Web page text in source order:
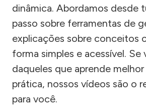
dinâmica. Abordamos desde
passo sobre ferramentas de
explicações sobre conceitos
forma simples e acessível. Se
daqueles que aprende
prática, nossos vídeos são o
para você.